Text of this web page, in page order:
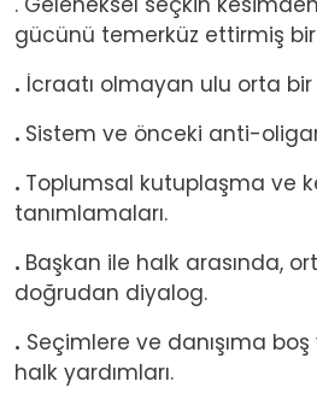
gücünü temerküz ettirmiş
. İcraatı olmayan ulu orta
. Sistem ve önceki anti-
. Toplumsal kutuplaşma ve
tanımlamaları.
. Başkan ile halk arasında,
doğrudan diyalog.
. Seçimlere ve danışıma
halk yardımları.